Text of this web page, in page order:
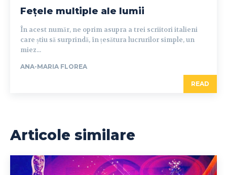
Fețele multiple ale lumii
În acest număr, ne oprim asupra a trei scriitori italieni
care știu să surprindă, în țesătura lucrurilor simple, un
miez...
ANA-MARIA FLOREA
READ
Articole similare